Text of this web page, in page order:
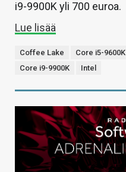
i9-9900K yli 700 euroa.
Lue lisää
Coffee Lake Core i5-9600K
Core i9-9900K
Intel